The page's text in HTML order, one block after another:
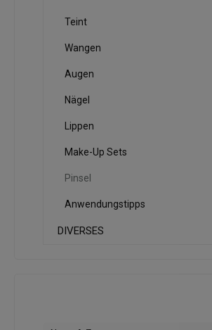
Teint
Wangen
Augen
Nägel
Lippen
Make-Up Sets
Pinsel
Anwendungstipps
DIVERSES